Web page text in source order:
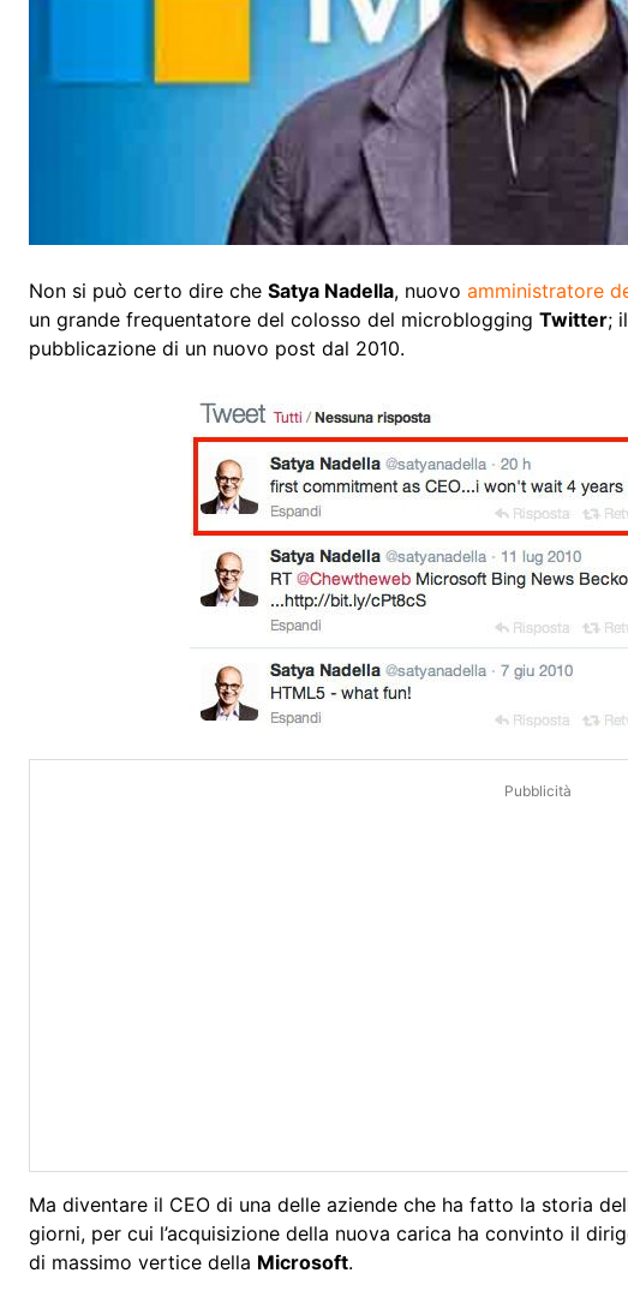
Non si può certo dire che Satya Nadella, nuovo amministratore
un grande frequentatore del colosso del microblogging Twitter;
pubblicazione di un nuovo post dal 2010.
Pubblicità
Ma diventare il CEO di una delle aziende che ha fatto la storia
giorni, per cui l’acquisizione della nuova carica ha convinto il
di massimo vertice della Microsoft.